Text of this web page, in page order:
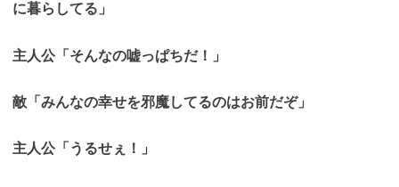
に暮らしてる」
主人公「そんなの嘘っぱちだ！」
敵「みんなの幸せを邪魔してるのはお前だぞ」
主人公「うるせぇ！」